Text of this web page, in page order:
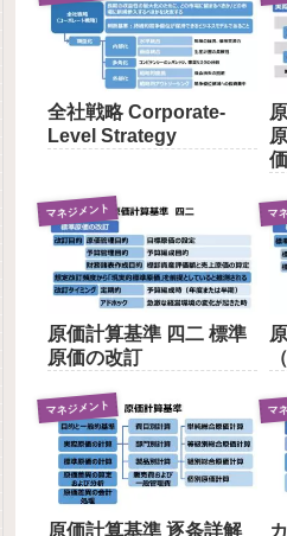
全社戦略 Corporate-
Level Strategy
マネジメント
原価計算基準 四二 標準
原価の改訂
マ
マネジメント
原価計算基準 逐条詳解
マ